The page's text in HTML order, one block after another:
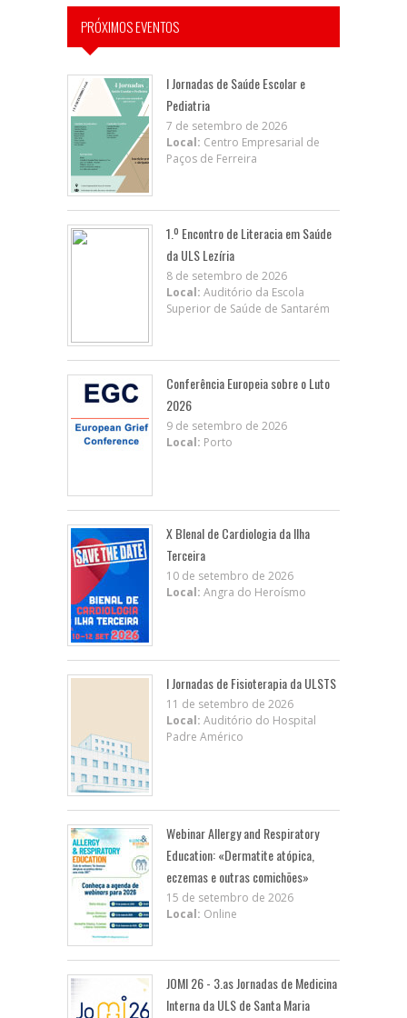
PRÓXIMOS EVENTOS
I Jornadas de Saúde Escolar e
Pediatria
7 de setembro de 2026
Local: Centro Empresarial de
Paços de Ferreira
1.º Encontro de Literacia em Saúde
da ULS Lezíria
8 de setembro de 2026
Local: Auditório da Escola
Superior de Saúde de Santarém
Conferência Europeia sobre o Luto
2026
9 de setembro de 2026
Local: Porto
X BIenal de Cardiologia da Ilha
Terceira
10 de setembro de 2026
Local: Angra do Heroísmo
I Jornadas de Fisioterapia da ULSTS
11 de setembro de 2026
Local: Auditório do Hospital
Padre Américo
Webinar Allergy and Respiratory
Education: «Dermatite atópica,
eczemas e outras comichões»
15 de setembro de 2026
Local: Online
JOMI 26 - 3.as Jornadas de Medicina
Interna da ULS de Santa Maria